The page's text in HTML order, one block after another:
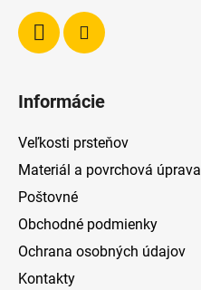
Informácie
Veľkosti prsteňov
Materiál a povrchová úprava
Poštovné
Obchodné podmienky
Ochrana osobných údajov
Kontakty